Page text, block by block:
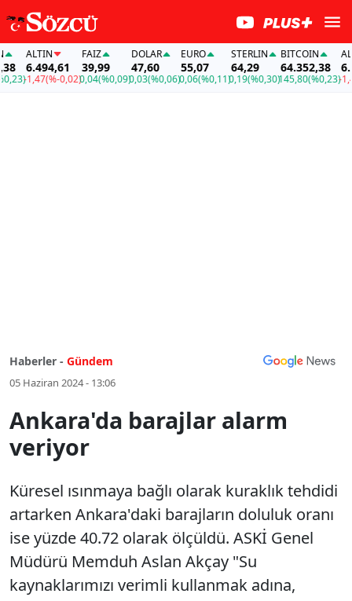
ALTIN
6.494,61
-1,47(%-0,02)
FAİZ
39,99
0,04(%0,09)
DOLAR
47,60
0,03(%0,06)
EURO
55,07
0,06(%0,11)
STERLIN
64,29
0,19(%0,30)
BITCOIN
64.352,38
145,80(%0,23)
ALTIN
-1,47
Haberler - Gündem
05 Haziran 2024 - 13:06
Ankara'da barajlar alarm
veriyor
Küresel ısınmaya bağlı olarak kuraklık tehdidi
artarken Ankara'daki barajların doluluk oranı
ise yüzde 40.72 olarak ölçüldü. ASKİ Genel
Müdürü Memduh Aslan Akçay "Su
kaynaklarımızı verimli kullanmak adına,